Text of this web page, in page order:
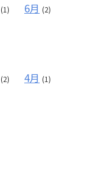
(1) 6月 (2)
(2) 4月 (1)